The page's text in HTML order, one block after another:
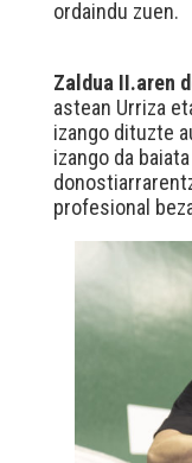
ordaindu zuen.
Zaldua II.aren
astean Urriza
izango dituzte
izango da
profesional